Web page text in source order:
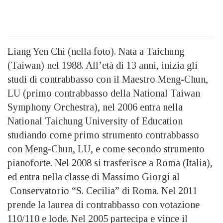
Liang Yen Chi (nella foto). Nata a Taichung
(Taiwan) nel 1988. All’età di 13 anni, inizia gli
studi di contrabbasso con il Maestro Meng-Chun,
LU (primo contrabbasso della National Taiwan
Symphony Orchestra), nel 2006 entra nella
National Taichung University of Education
studiando come primo strumento contrabbasso
con Meng-Chun, LU, e come secondo strumento
pianoforte. Nel 2008 si trasferisce a Roma (Italia),
ed entra nella classe di Massimo Giorgi al
Conservatorio “S. Cecilia” di Roma. Nel 2011
prende la laurea di contrabbasso con votazione
110/110 e lode. Nel 2005 partecipa e vince il